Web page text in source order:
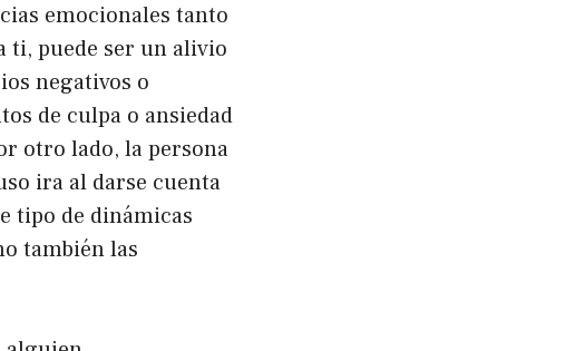
emocionales tanto
ti, puede ser un alivio
negativos o
de culpa o ansiedad
otro lado, la persona
ira al darse cuenta
tipo de dinámicas
también las